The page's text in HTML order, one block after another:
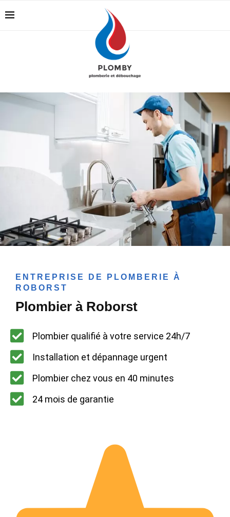
ENTREPRISE DE PLOMBERIE À
ROBORST
Plombier à Roborst
Plombier qualifié à votre service 24h/7
Installation et dépannage urgent
Plombier chez vous en 40 minutes
24 mois de garantie